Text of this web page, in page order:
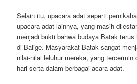
Selain itu, upacara adat seperti
upacara adat lainnya, yang masih
menjadi bukti bahwa budaya Batak
di Balige. Masyarakat Batak sangat
nilai-nilai leluhur mereka, yang tercermin
hari serta dalam berbagai acara adat.